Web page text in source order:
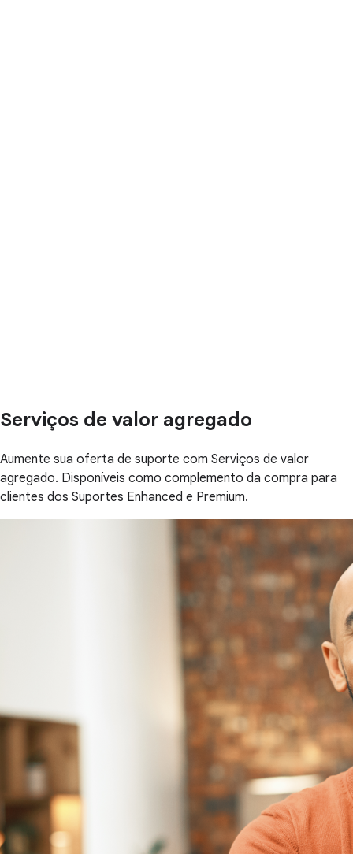
Serviços de valor agregado
Aumente sua oferta de suporte com Serviços de valor
agregado. Disponíveis como complemento da compra para
clientes dos Suportes Enhanced e Premium.